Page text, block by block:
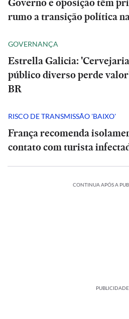
rumo a transição política
GOVERNANÇA
Estrella Galicia:
público diverso perde
BR
RISCO DE TRANSMISSÃO 'BAIXO'
França recomenda
contato com turista
CONTINUA APÓS A
PUBLICIDADE